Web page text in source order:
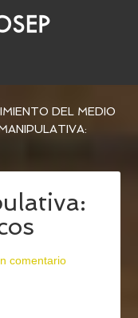
DEL MEDIO
comentario